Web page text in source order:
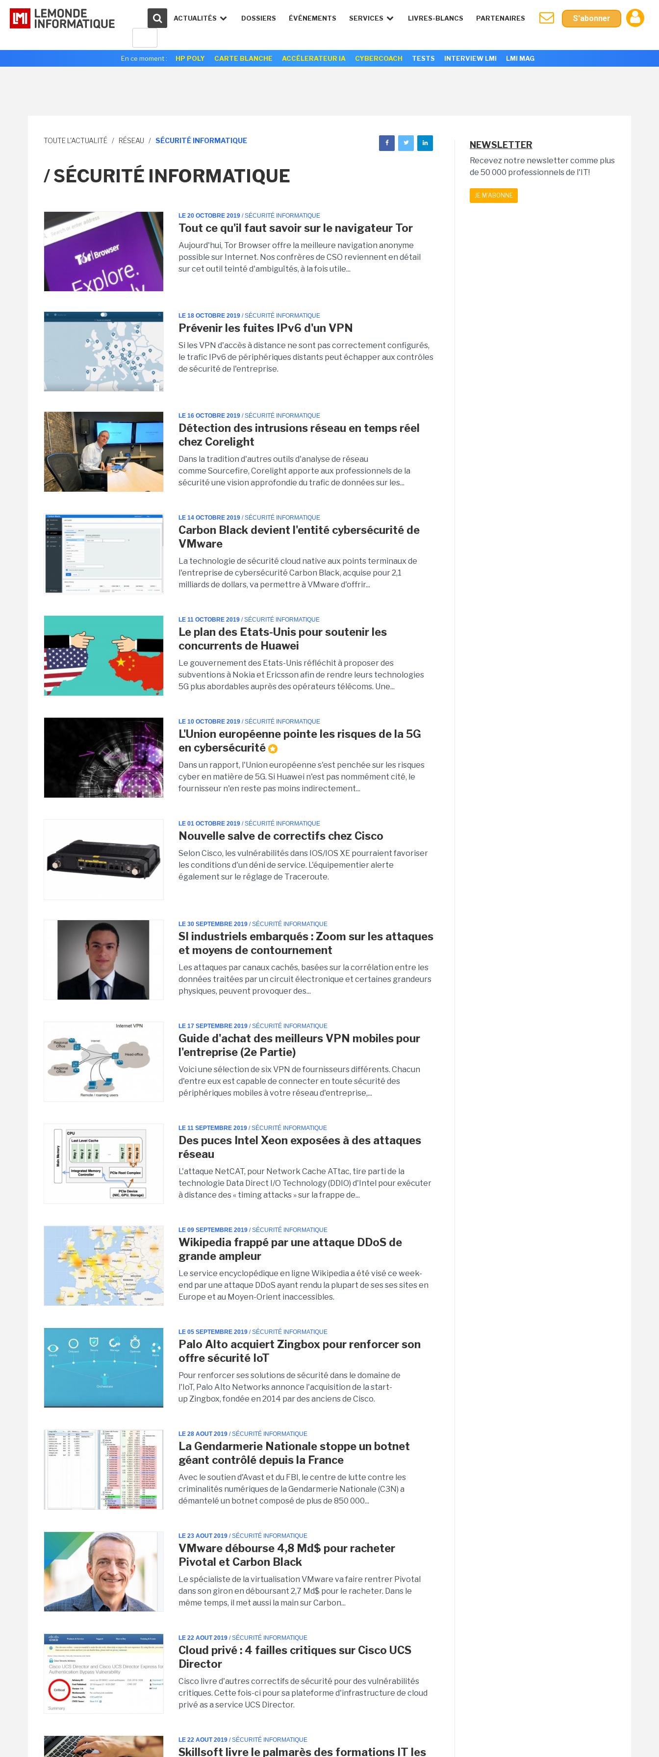
ACTUALITÉS DOSSIERS ÉVÉNEMENTS SERVICES LIVRES-BLANCS PARTENAIRES S'abonner
En ce moment : HP POLY CARTE BLANCHE ACCÉLERATEUR IA CYBERCOACH TESTS INTERVIEW LMI LMI MAG
TOUTE L'ACTUALITÉ / RÉSEAU / SÉCURITÉ INFORMATIQUE
/ SÉCURITÉ INFORMATIQUE
LE 20 OCTOBRE 2019 / SÉCURITÉ INFORMATIQUE
Tout ce qu'il faut savoir sur le navigateur Tor
Aujourd'hui, Tor Browser offre la meilleure navigation anonyme
possible sur Internet. Nos confrères de CSO reviennent en détail
sur cet outil teinté d'ambiguïtés, à la fois utile...
LE 18 OCTOBRE 2019 / SÉCURITÉ INFORMATIQUE
Prévenir les fuites IPv6 d'un VPN
Si les VPN d'accès à distance ne sont pas correctement configurés,
le trafic IPv6 de périphériques distants peut échapper aux contrôles
de sécurité de l'entreprise.
LE 16 OCTOBRE 2019 / SÉCURITÉ INFORMATIQUE
Détection des intrusions réseau en temps réel
chez Corelight
Dans la tradition d'autres outils d'analyse de réseau
comme Sourcefire, Corelight apporte aux professionnels de la
sécurité une vision approfondie du trafic de données sur les...
LE 14 OCTOBRE 2019 / SÉCURITÉ INFORMATIQUE
Carbon Black devient l'entité cybersécurité de
VMware
La technologie de sécurité cloud native aux points terminaux de
l'entreprise de cybersécurité Carbon Black, acquise pour 2,1
milliards de dollars, va permettre à VMware d'offrir...
LE 11 OCTOBRE 2019 / SÉCURITÉ INFORMATIQUE
Le plan des Etats-Unis pour soutenir les
concurrents de Huawei
Le gouvernement des Etats-Unis réfléchit à proposer des
subventions à Nokia et Ericsson afin de rendre leurs technologies
5G plus abordables auprès des opérateurs télécoms. Une...
LE 10 OCTOBRE 2019 / SÉCURITÉ INFORMATIQUE
L'Union européenne pointe les risques de la 5G
en cybersécurité
Dans un rapport, l'Union européenne s'est penchée sur les risques
cyber en matière de 5G. Si Huawei n'est pas nommément cité, le
fournisseur n'en reste pas moins indirectement...
LE 01 OCTOBRE 2019 / SÉCURITÉ INFORMATIQUE
Nouvelle salve de correctifs chez Cisco
Selon Cisco, les vulnérabilités dans IOS/IOS XE pourraient favoriser
les conditions d'un déni de service. L'équipementier alerte
également sur le réglage de Traceroute.
LE 30 SEPTEMBRE 2019 / SÉCURITÉ INFORMATIQUE
SI industriels embarqués : Zoom sur les attaques
et moyens de contournement
Les attaques par canaux cachés, basées sur la corrélation entre les
données traitées par un circuit électronique et certaines grandeurs
physiques, peuvent provoquer des...
LE 17 SEPTEMBRE 2019 / SÉCURITÉ INFORMATIQUE
Guide d'achat des meilleurs VPN mobiles pour
l'entreprise (2e Partie)
Voici une sélection de six VPN de fournisseurs différents. Chacun
d'entre eux est capable de connecter en toute sécurité des
périphériques mobiles à votre réseau d'entreprise,...
LE 11 SEPTEMBRE 2019 / SÉCURITÉ INFORMATIQUE
Des puces Intel Xeon exposées à des attaques
réseau
L'attaque NetCAT, pour Network Cache ATtac, tire parti de la
technologie Data Direct I/O Technology (DDIO) d'Intel pour exécuter
à distance des « timing attacks » sur la frappe de...
LE 09 SEPTEMBRE 2019 / SÉCURITÉ INFORMATIQUE
Wikipedia frappé par une attaque DDoS de
grande ampleur
Le service encyclopédique en ligne Wikipedia a été visé ce week-
end par une attaque DDoS ayant rendu la plupart de ses ses sites en
Europe et au Moyen-Orient inaccessibles.
LE 05 SEPTEMBRE 2019 / SÉCURITÉ INFORMATIQUE
Palo Alto acquiert Zingbox pour renforcer son
offre sécurité IoT
Pour renforcer ses solutions de sécurité dans le domaine de
l'IoT, Palo Alto Networks annonce l'acquisition de la start-
up Zingbox, fondée en 2014 par des anciens de Cisco.
LE 28 AOUT 2019 / SÉCURITÉ INFORMATIQUE
La Gendarmerie Nationale stoppe un botnet
géant contrôlé depuis la France
Avec le soutien d'Avast et du FBI, le centre de lutte contre les
criminalités numériques de la Gendarmerie Nationale (C3N) a
démantelé un botnet composé de plus de 850 000...
LE 23 AOUT 2019 / SÉCURITÉ INFORMATIQUE
VMware débourse 4,8 Md$ pour racheter
Pivotal et Carbon Black
Le spécialiste de la virtualisation VMware va faire rentrer Pivotal
dans son giron en déboursant 2,7 Md$ pour le racheter. Dans le
même temps, il met aussi la main sur Carbon...
LE 22 AOUT 2019 / SÉCURITÉ INFORMATIQUE
Cloud privé : 4 failles critiques sur Cisco UCS
Director
Cisco livre d'autres correctifs de sécurité pour des vulnérabilités
critiques. Cette fois-ci pour sa plateforme d'infrastructure de cloud
privé as a service UCS Director.
LE 22 AOUT 2019 / SÉCURITÉ INFORMATIQUE
Skillsoft livre le palmarès des formations IT les
NEWSLETTER
Recevez notre newsletter comme plus
de 50 000 professionnels de l'IT!
JE M'ABONNE